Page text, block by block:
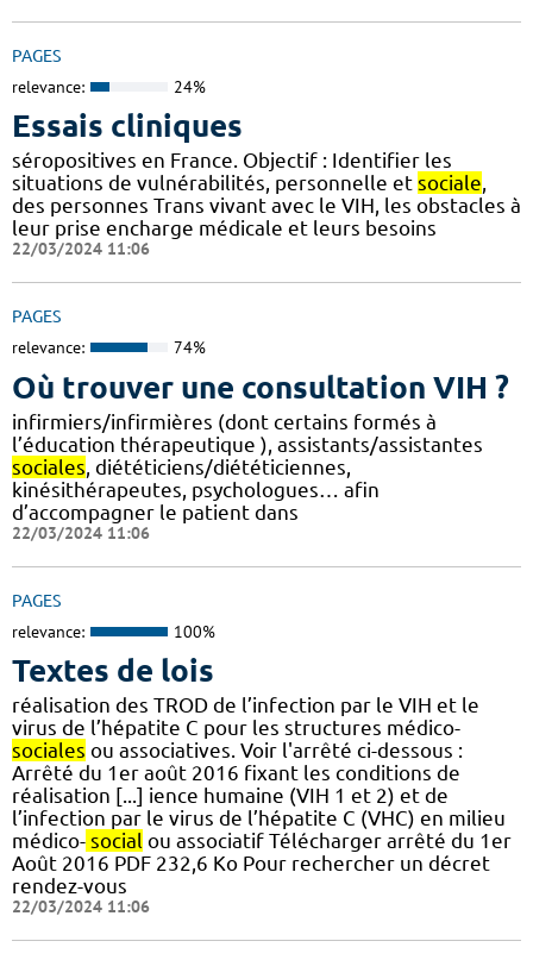
PAGES
relevance: 24%
Essais cliniques
séropositives en France. Objectif : Identifier les
situations de vulnérabilités, personnelle et sociale,
des personnes Trans vivant avec le VIH, les obstacles à
leur prise encharge médicale et leurs besoins
22/03/2024 11:06
PAGES
relevance: 74%
Où trouver une consultation VIH ?
infirmiers/infirmières (dont certains formés à
l’éducation thérapeutique ), assistants/assistantes
sociales , diététiciens/diététiciennes,
kinésithérapeutes, psychologues… afin
d’accompagner le patient dans
22/03/2024 11:06
PAGES
relevance: 100%
Textes de lois
réalisation des TROD de l’infection par le VIH et le
virus de l’hépatite C pour les structures médico-
sociales ou associatives. Voir l'arrêté ci-dessous :
Arrêté du 1er août 2016 fixant les conditions de
réalisation [...] ience humaine (VIH 1 et 2) et de
l’infection par le virus de l’hépatite C (VHC) en milieu
médico- social ou associatif Télécharger arrêté du 1er
Août 2016 PDF 232,6 Ko Pour rechercher un décret
rendez-vous
22/03/2024 11:06